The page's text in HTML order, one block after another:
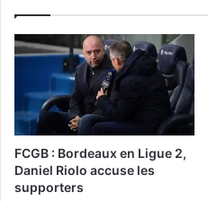
FCGB : Bordeaux en Ligue 2,
Daniel Riolo accuse les
supporters